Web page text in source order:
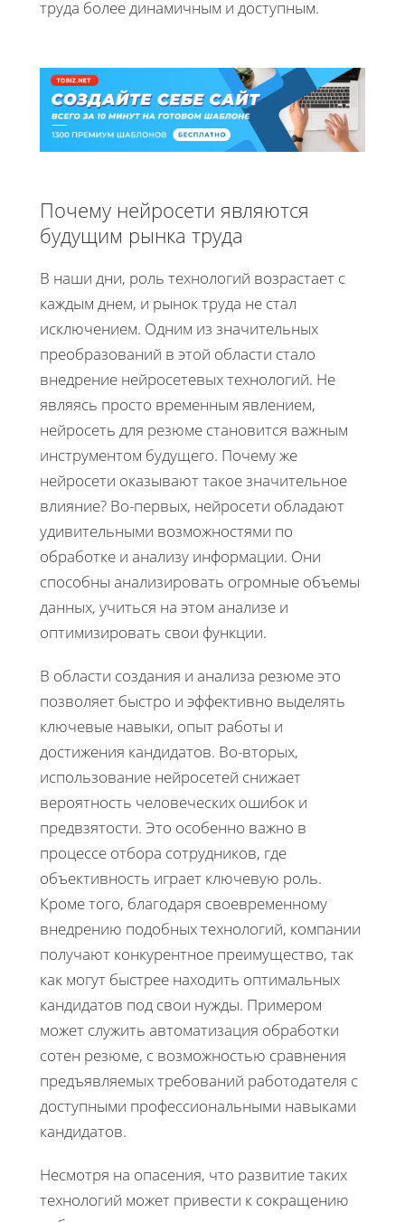
труда более динамичным и доступным.
Почему нейросети являются
будущим рынка труда
В наши дни, роль технологий возрастает с
каждым днем, и рынок труда не стал
исключением. Одним из значительных
преобразований в этой области стало
внедрение нейросетевых технологий. Не
являясь просто временным явлением,
нейросеть для резюме становится важным
инструментом будущего. Почему же
нейросети оказывают такое значительное
влияние? Во-первых, нейросети обладают
удивительными возможностями по
обработке и анализу информации. Они
способны анализировать огромные объемы
данных, учиться на этом анализе и
оптимизировать свои функции.
В области создания и анализа резюме это
позволяет быстро и эффективно выделять
ключевые навыки, опыт работы и
достижения кандидатов. Во-вторых,
использование нейросетей снижает
вероятность человеческих ошибок и
предвзятости. Это особенно важно в
процессе отбора сотрудников, где
объективность играет ключевую роль.
Кроме того, благодаря своевременному
внедрению подобных технологий, компании
получают конкурентное преимущество, так
как могут быстрее находить оптимальных
кандидатов под свои нужды. Примером
может служить автоматизация обработки
сотен резюме, с возможностью сравнения
предъявляемых требований работодателя с
доступными профессиональными навыками
кандидатов.
Несмотря на опасения, что развитие таких
технологий может привести к сокращению